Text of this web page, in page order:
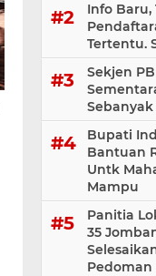
Info Baru,
Tertentu.
Sekjen
Sebanyak
Bupati
Bantuan
Untk
Mampu
Panitia
35
Pedoman